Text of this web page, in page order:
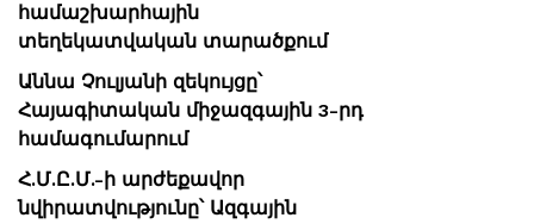
համաշխարհային
տեղեկատվական տարածքում
Աննա Չուլյանի զեկույցը՝
Հայագիտական միջազգային 3-րդ
համագումարում
Հ.Մ.Ը.Մ.-ի արժեքավոր
նվիրատվությունը՝ Ազգային